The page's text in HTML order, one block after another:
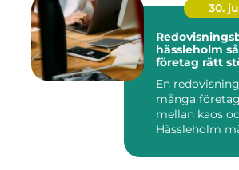
30.
hässleholm så hittar
företag rätt
En
många
mellan kaos
Hässleholm